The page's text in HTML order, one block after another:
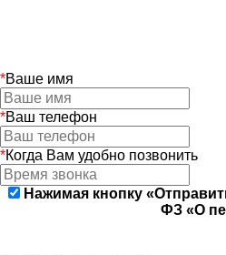
*Ваше имя
*Ваш телефон
*Когда Вам удобно позвонить
Нажимая кнопку
ФЗ «О